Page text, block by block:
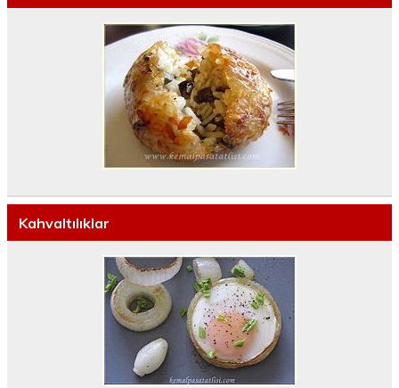
Kahvaltılıklar